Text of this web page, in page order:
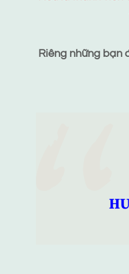
Riêng những bạn